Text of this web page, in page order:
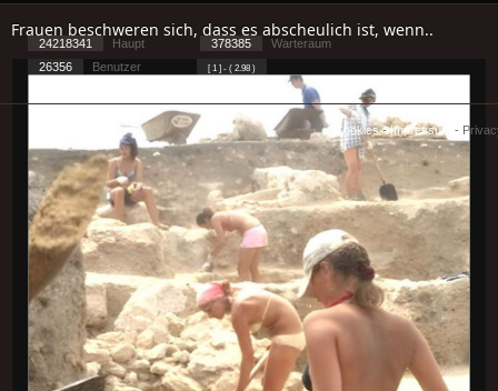
Frauen beschweren sich, dass es abscheulich ist, wenn..
24218341 Haupt 378385
Warteraum
26356
Benutzer [ 1 ] - ( 2.98 )
Cookies-Impressum -